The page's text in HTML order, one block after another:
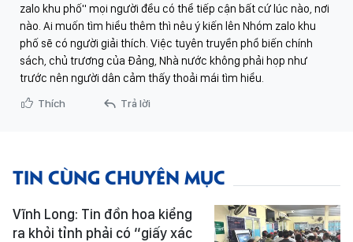
zalo khu phố" mọi người đều có thể tiếp cận bất cứ lúc nào, nơi
nào. Ai muốn tìm hiểu thêm thì nêu ý kiến lên Nhóm zalo khu
phố sẽ có người giải thích. Việc tuyên truyền phổ biến chính
sách, chủ trương của Đảng, Nhà nước không phải họp như
trước nên người dân cảm thấy thoải mái tìm hiểu.
Thích Trả lời
TIN CÙNG CHUYÊN MỤC
Vĩnh Long: Tin đồn hoa kiểng
ra khỏi tỉnh phải có “giấy xác